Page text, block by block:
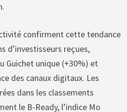
confirment cette tendance
d’investisseurs reçues,
Guichet unique (+30%) et
des canaux digitaux. Les
dans les classements
le B-Ready, l’indice Mo